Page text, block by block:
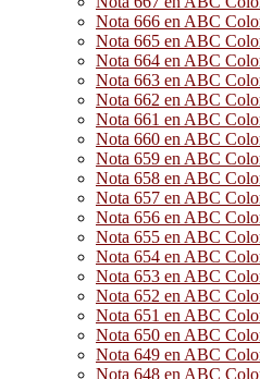
Nota 666 en ABC
Nota 665 en ABC
Nota 664 en ABC
Nota 663 en ABC
Nota 662 en ABC
Nota 661 en ABC
Nota 660 en ABC
Nota 659 en ABC
Nota 658 en ABC
Nota 657 en ABC
Nota 656 en ABC
Nota 655 en ABC
Nota 654 en ABC
Nota 653 en ABC
Nota 652 en ABC
Nota 651 en ABC
Nota 650 en ABC
Nota 649 en ABC
Nota 648 en ABC